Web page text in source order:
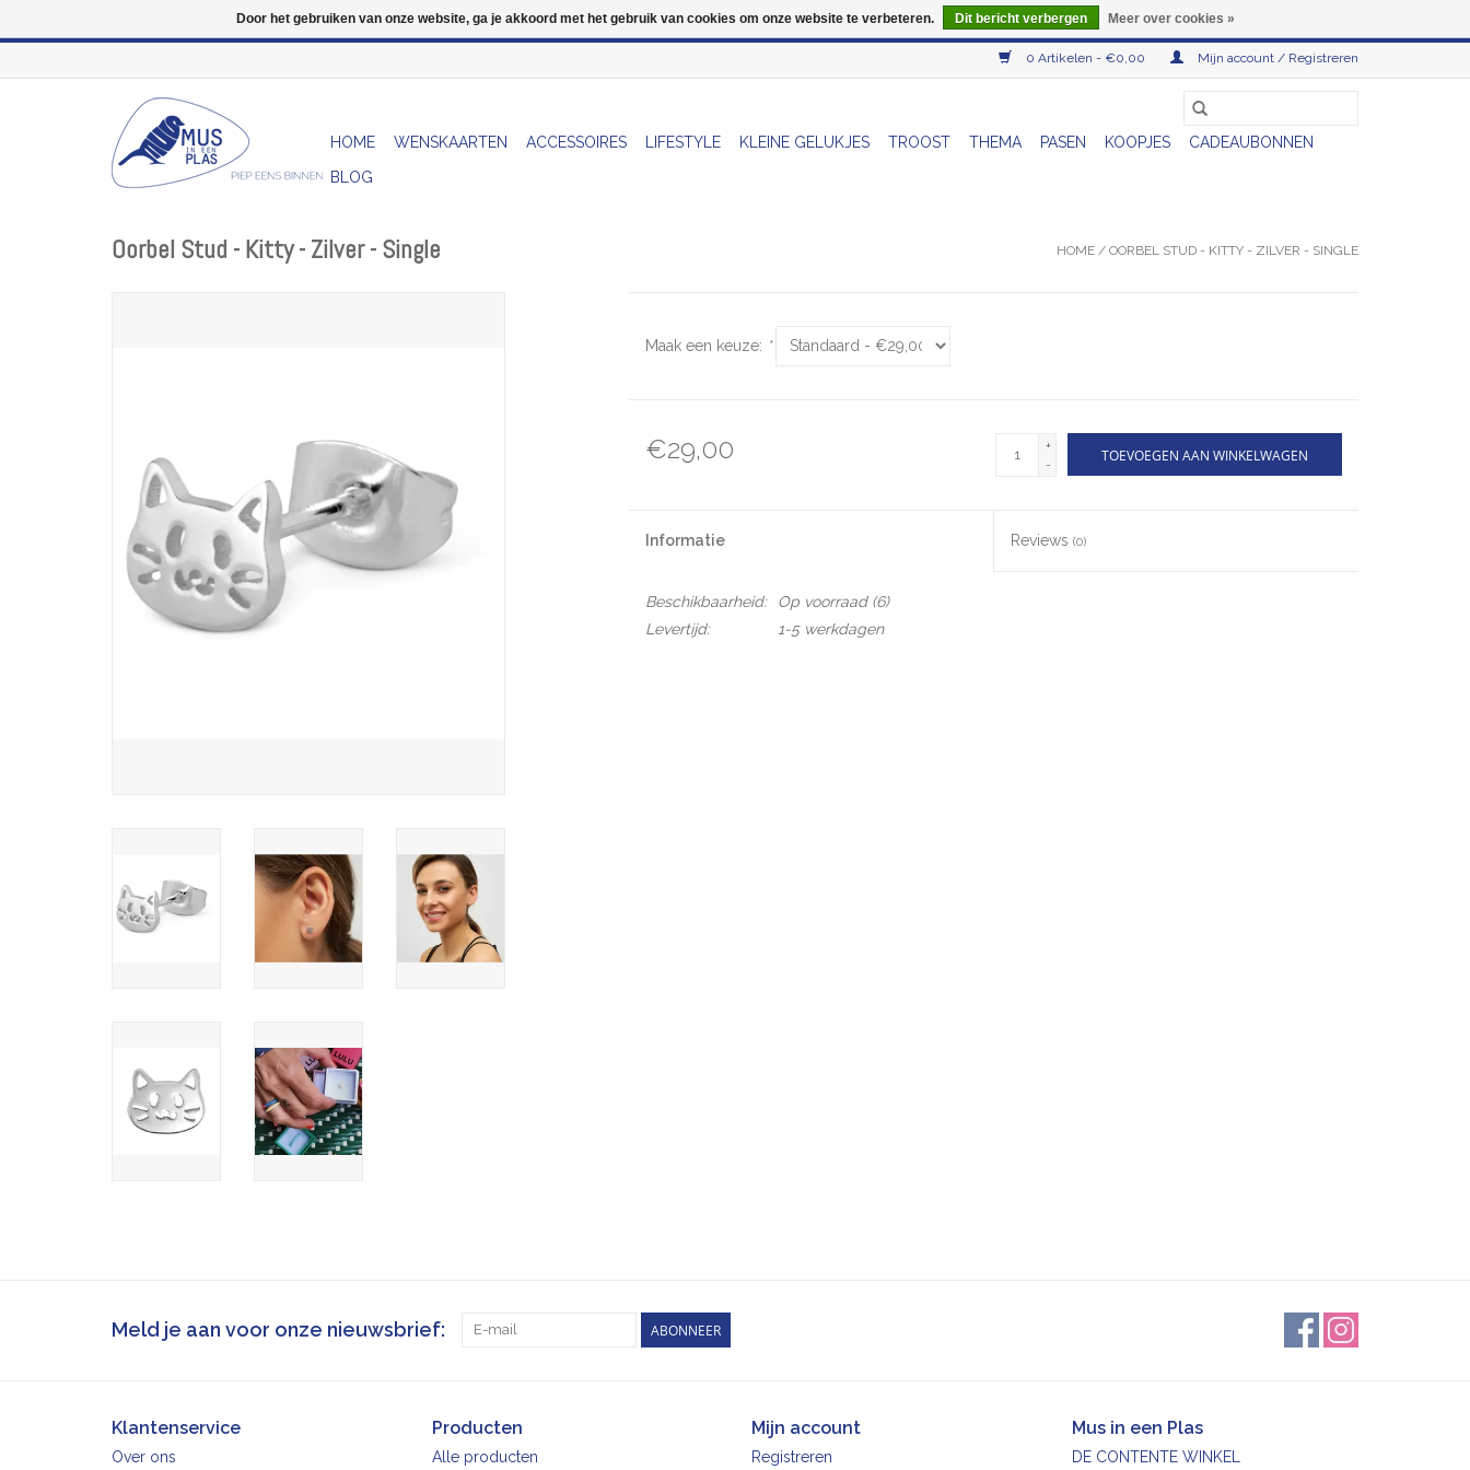
0 Artikelen - €0,00 Mijn account / Registreren
HOME WENSKAARTEN ACCESSOIRES LIFESTYLE KLEINE GELUKJES TROOST THEMA PASEN KOOPJES
CADEAUBONNEN
BLOG
Oorbel Stud - Kitty - Zilver - Single HOME / OORBEL STUD - KITTY - ZILVER - SINGLE
Maak een keuze: *
€29,00
+
-
TOEVOEGEN AAN WINKELWAGEN
Informatie Reviews(0)
Beschikbaarheid: Op voorraad(6)
Levertijd:
1-5 werkdagen
Meld je aan voor onze nieuwsbrief: ABONNEER
Klantenservice
Over ons
Producten
Alle producten
Mijn account
Registreren
Mus in een Plas
DE CONTENTE WINKEL
Door het gebruiken van onze website, ga je akkoord met het gebruik van cookies om onze website te verbeteren. Dit bericht verbergen Meer over cookies »
Wij zijn uitzonderlijk gesloten op Do 06/08 en Do 13/08